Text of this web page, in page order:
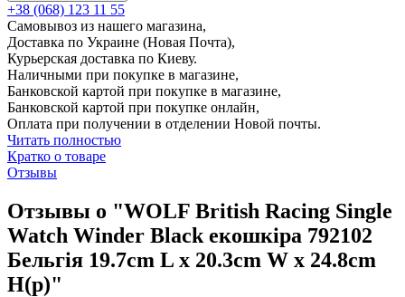
+38 (068) 123 11 55
Самовывоз из нашего магазина,
Доставка по Украине (Новая Почта),
Курьерская доставка по Киеву.
Наличными при покупке в магазине,
Банковской картой при покупке в магазине,
Банковской картой при покупке онлайн,
Оплата при получении в отделении Новой почты.
Читать полностью
Кратко о товаре
Отзывы
Отзывы о "WOLF British Racing Single
Watch Winder Black екошкіра 792102
Бельгія 19.7cm L x 20.3cm W x 24.8cm
H(р)"